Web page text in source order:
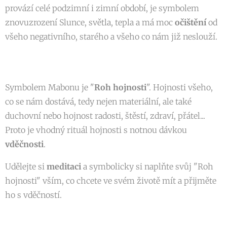
provází celé podzimní i zimní období, je symbolem
znovuzrození Slunce, světla, tepla a má moc očištěníod
všeho negativního, starého a všeho co nám již neslouží.
Symbolem Mabonu je "Roh hojnosti". Hojnosti všeho,
co se nám dostává, tedy nejen materiální, ale také
duchovní nebo hojnost radosti, štěstí, zdraví, přátel...
Proto je vhodný rituál hojnosti s notnou dávkou
vděčnosti.
Udělejte si meditaci a symbolicky si naplňte svůj "Roh
hojnosti" vším, co chcete ve svém životě mít a přijměte
ho s vděčností.